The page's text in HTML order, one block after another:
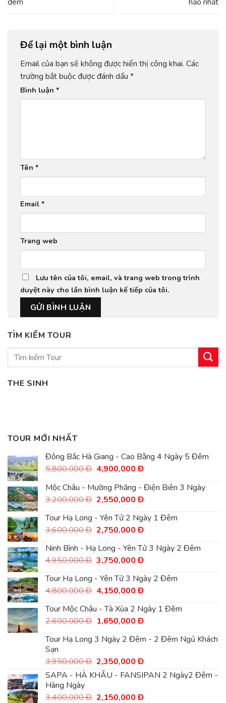
Để lại một bình luận
Email của bạn sẽ không được hiển thị công khai. Các
trường bắt buộc được đánh dấu *
Bình luận *
Tên *
Email *
Trang web
Lưu tên của tôi, email, và trang web trong trình
duyệt này cho lần bình luận kế tiếp của tôi.
TÌM KIẾM TOUR
Tìm
THE SINH
TOUR MỚI NHẤT
Đông Bắc Hà Giang - Cao Bằng 4 Ngày 5 Đêm
5,800,000Đ Giá
là:
5,800,000
Đ.
4,900,000ĐGiá
tại
là:
4,900,000
Đ.
Mộc Châu - Mường Phăng - Điện Biên 3 Ngày
3,200,000Đ Giá
là:
3,200,000
Đ.
2,550,000ĐGiá
tại
là:
2,550,000
Đ.
Tour Hạ Long - Yên Tử 2 Ngày 1 Đêm
3,600,000Đ Giá
là:
3,600,000
Đ.
2,750,000ĐGiá
tại
là:
2,750,000
Đ.
Ninh Bình - Hạ Long - Yên Tử 3 Ngày 2 Đêm
4,950,000Đ Giá
là:
4,950,000
Đ.
3,750,000ĐGiá
tại
là:
3,750,000
Đ.
Tour Hạ Long - Yên Tử 3 Ngày 2 Đêm
4,800,000Đ Giá
là:
4,800,000
Đ.
4,150,000ĐGiá
tại
là:
4,150,000
Đ.
Tour Mộc Châu - Tà Xùa 2 Ngày 1 Đêm
2,600,000Đ Giá
là:
Đ.
1,650,000ĐGiá
tại
1,650,000
Đ.
Tour Hạ Long 3 Ngày 2 Đêm - 2 Đêm Ngủ Khách
Sạn
3,950,000Đ Giá
gốc
là:
Đ.
2,350,000ĐGiá
hiện
tại
2,350,000
SAPA - HÀ KHẨU - FANSIPAN 2 Ngày2 Đêm -
Hàng Ngày
3,400,000Đ Giá
2,150,000ĐGiá